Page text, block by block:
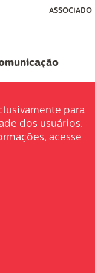
MenuASSOCIADO
para
dos usuários.
acesse